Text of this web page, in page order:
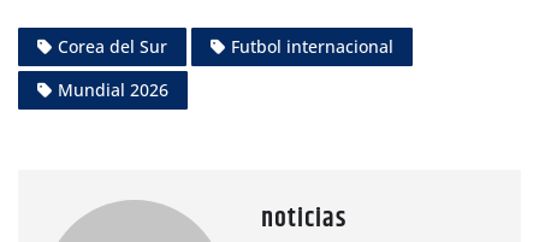
Corea del Sur
Futbol internacional
Mundial 2026
noticias